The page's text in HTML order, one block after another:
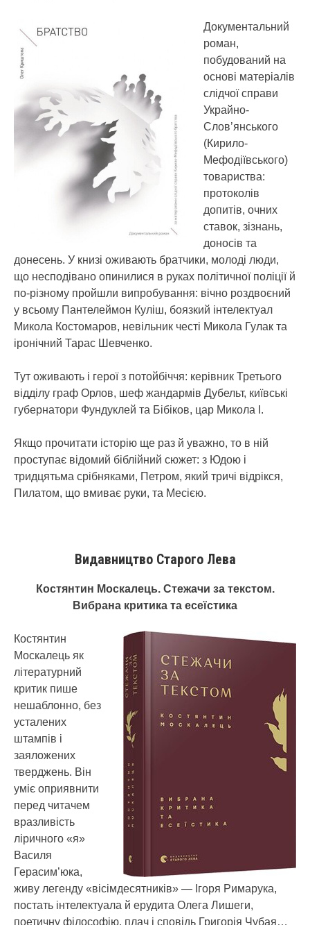
Документальний
роман,
побудований на
основі матеріалів
слідчої справи
Украйно-
Слов’янського
(Кирило-
Мефодіївського)
товариства:
протоколів
допитів, очних
ставок, зізнань,
доносів та
донесень. У книзі оживають братчики, молоді люди,
що несподівано опинилися в руках політичної поліції й
по-різному пройшли випробування: вічно роздвоєний
у всьому Пантелеймон Куліш, боязкий інтелектуал
Микола Костомаров, невільник честі Микола Гулак та
іронічний Тарас Шевченко.
Тут оживають і герої з потойбіччя: керівник Третього
відділу граф Орлов, шеф жандармів Дубельт, київські
губернатори Фундуклей та Бібіков, цар Микола І.
Якщо прочитати історію ще раз й уважно, то в ній
проступає відомий біблійний сюжет: з Юдою і
тридцятьма срібняками, Петром, який тричі відрікся,
Пилатом, що вмиває руки, та Месією.
Видавництво Старого Лева
Костянтин Москалець. Стежачи за текстом.
Вибрана критика та есеїстика
Костянтин
Москалець як
літературний
критик пише
нешаблонно, без
усталених
штампів і
заяложених
тверджень. Він
уміє оприявнити
перед читачем
вразливість
ліричного «я»
Василя
Герасим’юка,
живу легенду «вісімдесятників» — Ігоря Римарука,
постать інтелектуала й ерудита Олега Лишеги,
поетичну філософію, плач і сповідь Григорія Чубая…